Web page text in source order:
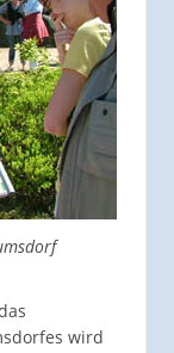
wird